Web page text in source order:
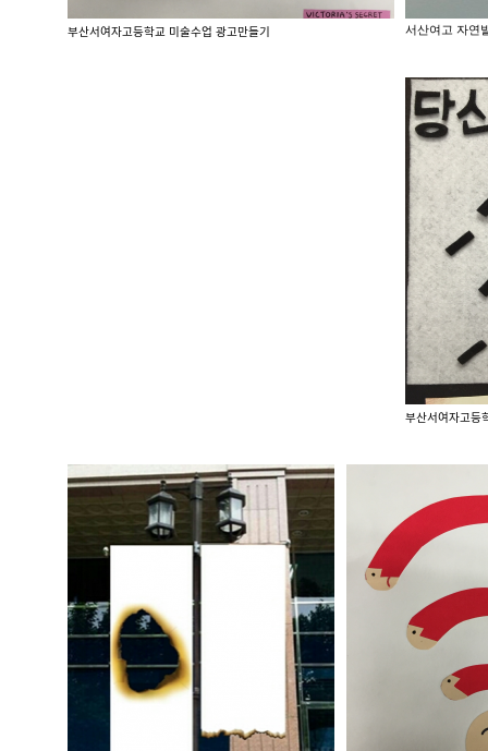
부산서여자고등학교 미술수업 광고만들기 서산여고 자연